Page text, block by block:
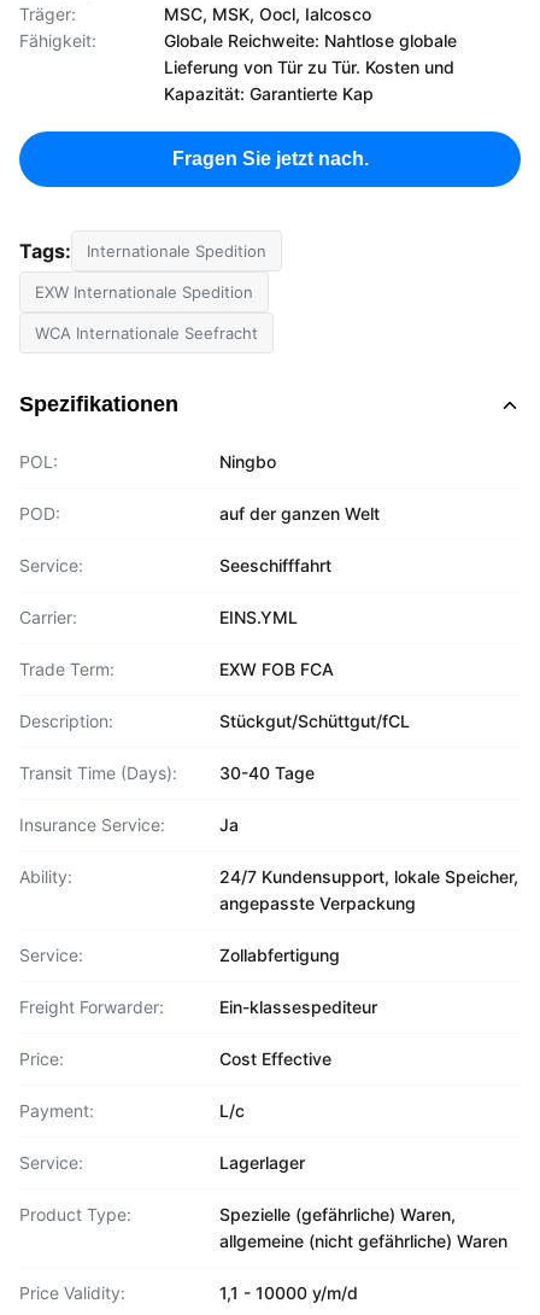
Träger:
MSC, MSK, Oocl, Ialcosco
Fähigkeit:
Globale Reichweite: Nahtlose globale
Lieferung von Tür zu Tür. Kosten und
Kapazität: Garantierte Kap
Fragen Sie jetzt nach.
Tags: Internationale Spedition
EXW Internationale Spedition
WCA Internationale Seefracht
Spezifikationen
POL: Ningbo
POD: auf der ganzen Welt
Service: Seeschifffahrt
Carrier: EINS.YML
Trade Term: EXW FOB FCA
Description: Stückgut/Schüttgut/fCL
Transit Time (Days): 30-40 Tage
Insurance Service: Ja
Ability:
24/7 Kundensupport, lokale Speicher,
angepasste Verpackung
Service: Zollabfertigung
Freight Forwarder: Ein-klassespediteur
Price: Cost Effective
Payment: L/c
Service: Lagerlager
Product Type:
Spezielle (gefährliche) Waren,
allgemeine (nicht gefährliche) Waren
Price Validity: 1,1 - 10000 y/m/d